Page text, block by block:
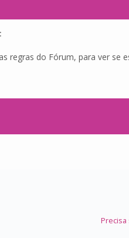
regras do Fórum, para ver se